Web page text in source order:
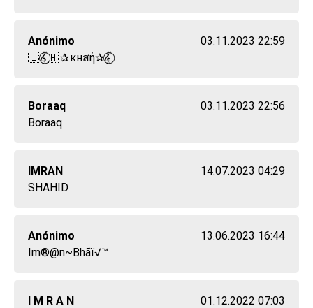
Anónimo
03.11.2023 22:59
🇮 𝄟⃝🇲 ✰кнสή✰𝄟⃝
Boraaq
03.11.2023 22:56
Boraaq
IMRAN
14.07.2023 04:29
SHAHID
Anónimo
13.06.2023 16:44
Im®@n~Bhãï√™
I M R A N
01.12.2022 07:03